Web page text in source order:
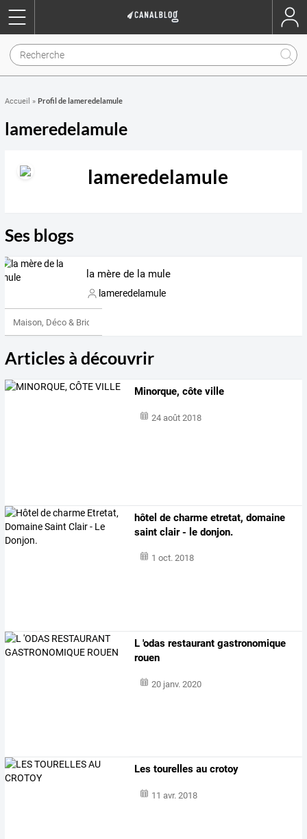
Accueil » Profil de lameredelamule
lameredelamule
lameredelamule
Ses blogs
la mère de la mule
lameredelamule
Maison, Déco & Bricolage
Articles à découvrir
Minorque, côte ville
24 août 2018
hôtel de charme etretat, domaine
saint clair - le donjon.
1 oct. 2018
L 'odas restaurant gastronomique
rouen
20 janv. 2020
Les tourelles au crotoy
11 avr. 2018